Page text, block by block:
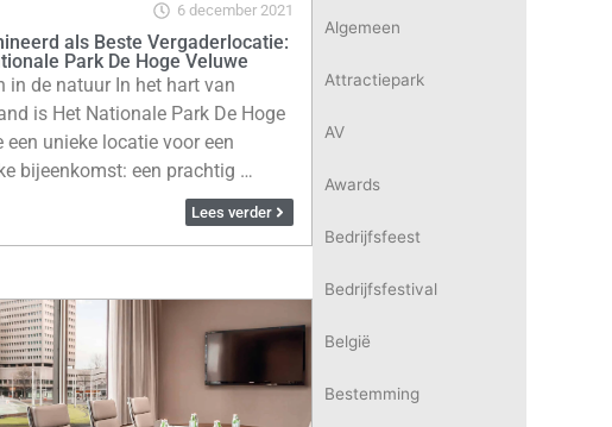
6 december 2021
als Beste Vergaderlocatie:
Park De Hoge Veluwe
in de natuur In het hart van
is Het Nationale Park De Hoge
een unieke locatie voor een
bijeenkomst: een prachtig …
Lees verder
Algemeen
Attractiepark
AV
Awards
Bedrijfsfeest
Bedrijfsfestival
België
Bestemming